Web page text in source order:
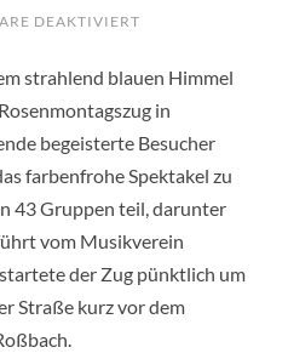
DEAKTIVIERT
SPEKTAKEL
STRAHLEND
HIMMEL:
DER
IN
WALDBREITBACH
2025
strahlend blauen Himmel
in
begeisterte Besucher
farbenfrohe Spektakel zu
43 Gruppen teil, darunter
vom Musikverein
der Zug pünktlich um
Straße kurz vor dem